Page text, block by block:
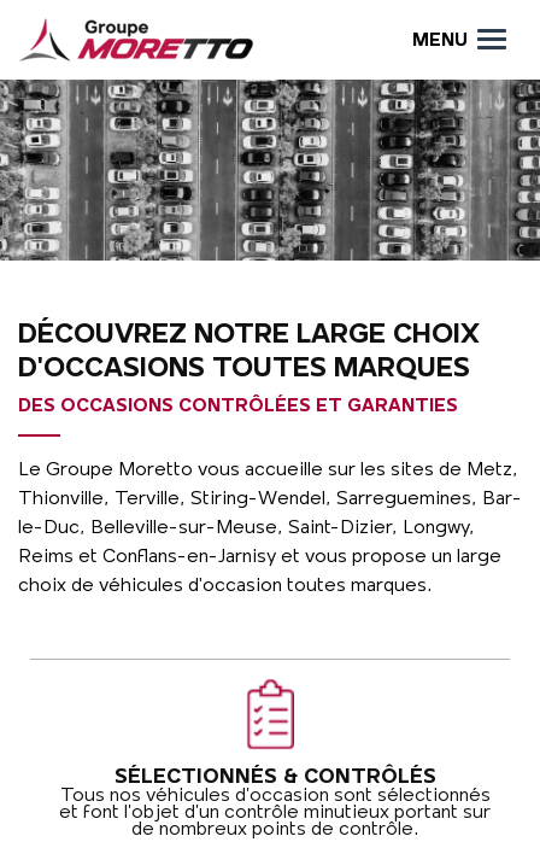
MENU
DÉCOUVREZ NOTRE LARGE CHOIX
D'OCCASIONS TOUTES MARQUES
DES OCCASIONS CONTRÔLÉES ET GARANTIES
Le Groupe Moretto vous accueille sur les sites de Metz,
Thionville, Terville, Stiring-Wendel, Sarreguemines, Bar-
le-Duc, Belleville-sur-Meuse, Saint-Dizier, Longwy,
Reims et Conflans-en-Jarnisy et vous propose un large
choix de véhicules d'occasion toutes marques.
SÉLECTIONNÉS & CONTRÔLÉS
Tous nos véhicules d’occasion sont sélectionnés
et font l’objet d’un contrôle minutieux portant sur
de nombreux points de contrôle.